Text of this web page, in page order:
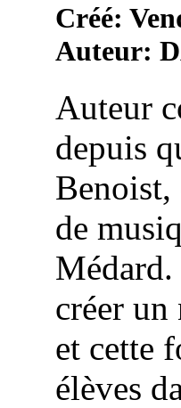
Créé:
Auteur:
Auteur
depuis
Benoist,
de
créer un
et cette
élèves